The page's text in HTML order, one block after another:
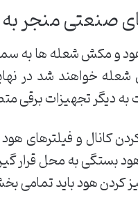
صنعتی
و مکش شعله ها به
خواهند شد در
به دیگر تجهیزات برقی
کانال و فیلترهای
بستگی به محل قرار
کردن هود باید تمامی